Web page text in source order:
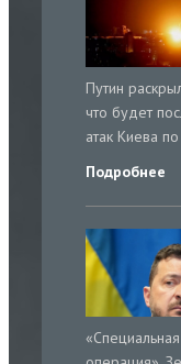
Путин
что будет
атак Киева
Подробнее